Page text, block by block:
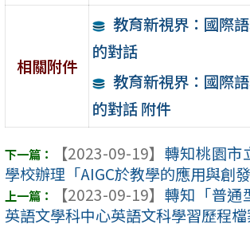
相關附件
教育新視界：國際
的對話
教育新視界：國際
的對話 附件
【2023-09-19】 轉知桃園市
學校辦理「AIGC於教學的應用與創
【2023-09-19】 轉知「普通
英語文學科中心英語文科學習歷程檔